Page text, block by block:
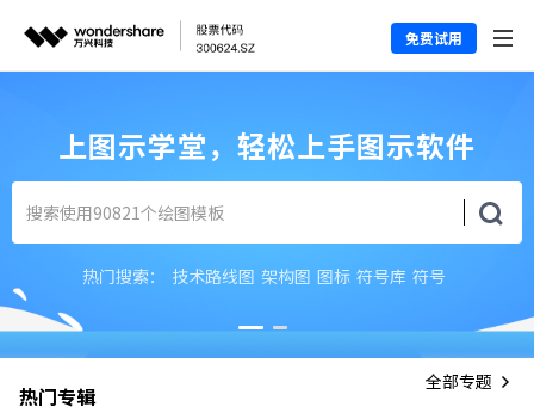
免费试用
上图示学堂，轻松上手图示软件
热门搜索： 技术路线图 架构图 图标 符号库 符号
热门专辑
全部专题